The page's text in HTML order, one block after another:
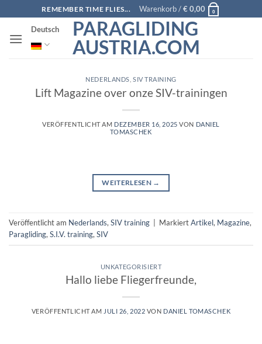
Inhalt
springen
REMEMBER TIME FLIES... Warenkorb /€0,00 0
PARAGLIDING
AUSTRIA.COM
Deutsch
NEDERLANDS SIV TRAINING
Lift Magazine over onze SIV-trainingen
VERÖFFENTLICHT AM DEZEMBER 16, 2025 VON DANIEL
TOMASCHEK
WEITERLESEN →
Veröffentlicht am Nederlands, SIV training MarkiertArtikel, Magazine,
Paragliding, S.I.V. training, SIV
UNKATEGORISIERT
Hallo liebe Fliegerfreunde,
VERÖFFENTLICHT AM JULI 26, 2022 VON DANIEL TOMASCHEK